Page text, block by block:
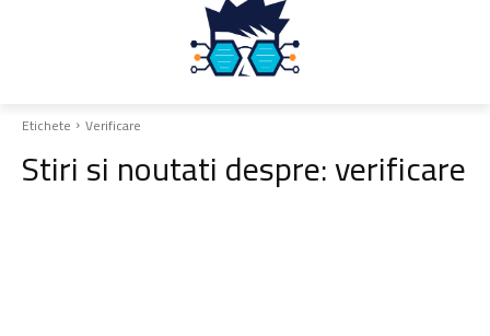
Etichete Verificare
Stiri si noutati despre:verificare